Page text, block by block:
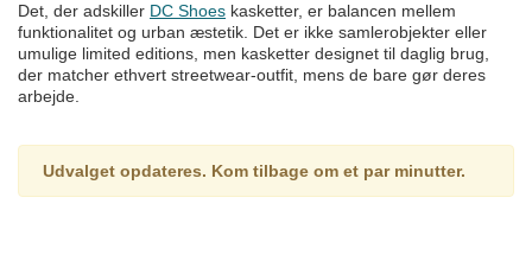
Det, der adskiller DC Shoes kasketter, er balancen mellem
funktionalitet og urban æstetik. Det er ikke samlerobjekter eller
umulige limited editions, men kasketter designet til daglig brug,
der matcher ethvert streetwear-outfit, mens de bare gør deres
arbejde.
Udvalget opdateres. Kom tilbage om et par minutter.